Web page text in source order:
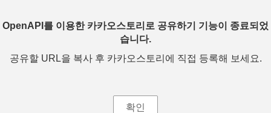
OpenAPI를 이용한 카카오스토리로 공유하기 기능이 종료되었
습니다.
공유할 URL을 복사 후 카카오스토리에 직접 등록해 보세요.
확인